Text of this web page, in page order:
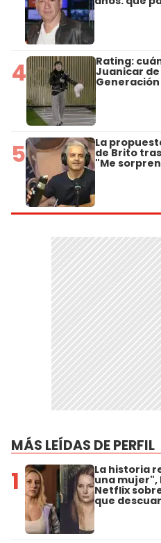
4 Rating:
Juanicar
5 La
de Brito
"Me
MÁS LEÍDAS DE PERFIL
1 La historia
una mujer",
Netflix
que